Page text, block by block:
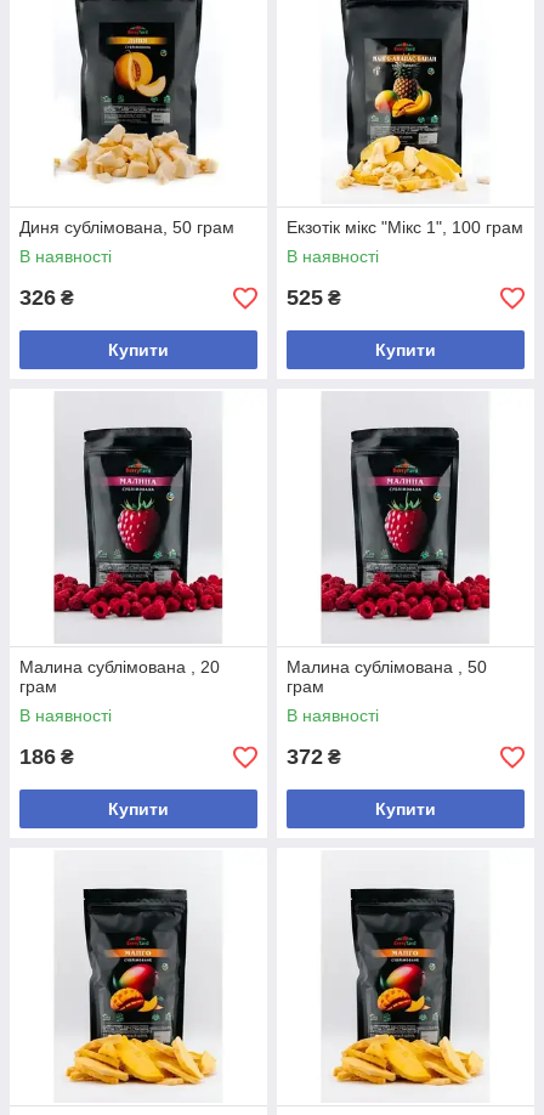
Диня сублімована, 50 грам
В наявності
326 ₴
Купити
Екзотік мікс "Мікс 1", 100 грам
В наявності
525 ₴
Купити
Малина сублімована , 20
грам
В наявності
186 ₴
Купити
Малина сублімована , 50
грам
В наявності
372 ₴
Купити